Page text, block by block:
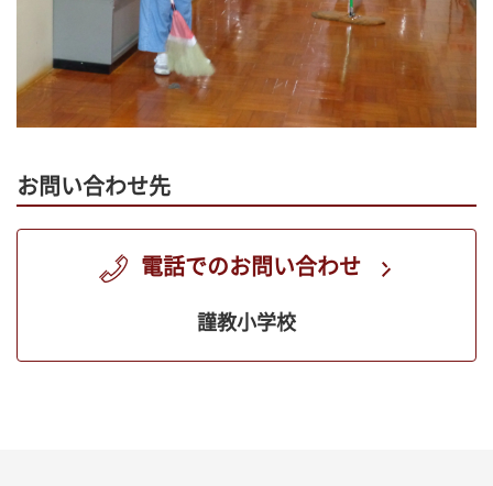
お問い合わせ先
電話でのお問い合わせ
謹教小学校